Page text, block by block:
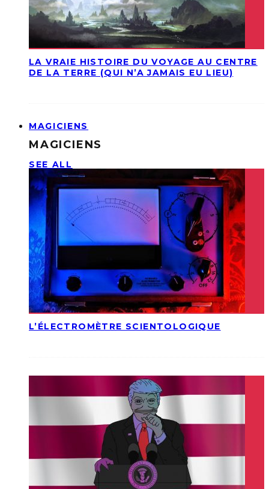
LA VRAIE HISTOIRE DU VOYAGE AU CENTRE
DE LA TERRE (QUI N’A JAMAIS EU LIEU)
MAGICIENS
MAGICIENS
SEE ALL
L’ÉLECTROMÈTRE SCIENTOLOGIQUE